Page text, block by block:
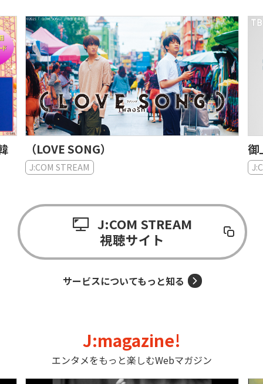
（LOVE SONG）
J:COM STREAM
御
J:COM STREAM
視聴サイト
サービスについてもっと知る
J:magazine!
エンタメをもっと楽しむWebマガジン